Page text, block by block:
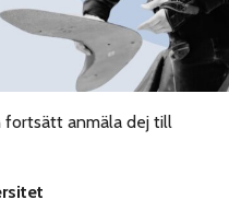
fortsätt anmäla dej till